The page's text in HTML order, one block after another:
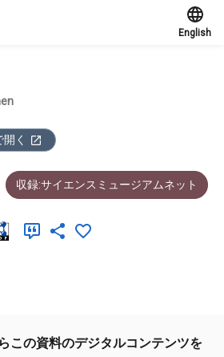
English
く
収録:サイエンスミュージアムネット
この資料のデジタルコンテンツを